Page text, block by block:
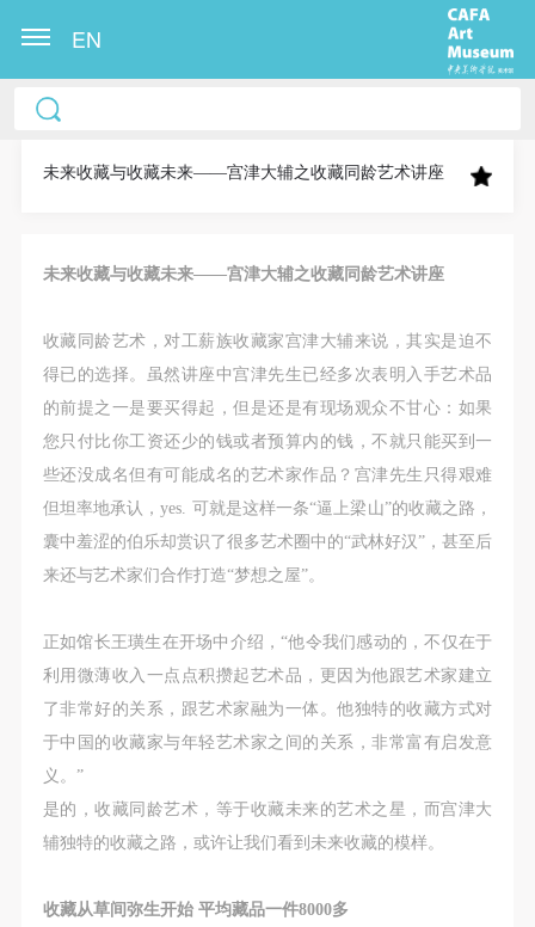
EN
未来收藏与收藏未来——宫津大辅之收藏同龄艺术讲座
未来收藏与收藏未来——宫津大辅之收藏同龄艺术讲座
收藏同龄艺术，对工薪族收藏家宫津大辅来说，其实是迫不
得已的选择。虽然讲座中宫津先生已经多次表明入手艺术品
的前提之一是要买得起，但是还是有现场观众不甘心：如果
您只付比你工资还少的钱或者预算内的钱，不就只能买到一
些还没成名但有可能成名的艺术家作品？宫津先生只得艰难
但坦率地承认，yes. 可就是这样一条“逼上梁山”的收藏之路，
囊中羞涩的伯乐却赏识了很多艺术圈中的“武林好汉”，甚至后
来还与艺术家们合作打造“梦想之屋”。
正如馆长王璜生在开场中介绍，“他令我们感动的，不仅在于
利用微薄收入一点点积攒起艺术品，更因为他跟艺术家建立
了非常好的关系，跟艺术家融为一体。他独特的收藏方式对
于中国的收藏家与年轻艺术家之间的关系，非常富有启发意
义。”
是的，收藏同龄艺术，等于收藏未来的艺术之星，而宫津大
辅独特的收藏之路，或许让我们看到未来收藏的模样。
收藏从草间弥生开始 平均藏品一件8000多
中央美术学院美术馆出版授权协议书
称“CAFAM”），愿意将本人参与中央美术学院美术馆
果（如参与工作坊创作的作品）提交中央美术学院用
它数字媒体形式公开出版，并同意编入《中国知识资
源总库》《中央美术学院资料库》《中央美术学院美
术馆资料库》等相关资料、文献、档案机构和平台，
在中央美术学院中使用和在互联网上传播，同意按相
关“章程”规定享受相关权益。
中央美术学院美术馆活动安全免责协议书
第一条
本次活动公平公正、自愿参加与退出、风险与责任自
识。
第二条
参加本次活动者必须遵守中华人民共和国的相关法
律、法规，必须遵循道德和社会公德规范，并应该具
备以人为本、团结友爱、互相帮助和助人为乐的良好
品质。
第三条
能力的人，18周岁以上）未成年人必须在成年人的陪
中央美术学院美术馆出版授权协议书
称“CAFAM”），愿意将本人参与中央美术学院美术馆
果（如参与工作坊创作的作品）提交中央美术学院用
它数字媒体形式公开出版，并同意编入《中国知识资
源总库》《中央美术学院资料库》《中央美术学院美
术馆资料库》等相关资料、文献、档案机构和平台，
在中央美术学院中使用和在互联网上传播，同意按相
关“章程”规定享受相关权益。
中央美术学院美术馆活动安全免责协议书
第一条
本次活动公平公正、自愿参加与退出、风险与责任自
识。
第二条
参加本次活动者必须遵守中华人民共和国的相关法
律、法规，必须遵循道德和社会公德规范，并应该具
备以人为本、团结友爱、互相帮助和助人为乐的良好
品质。
第三条
能力的人，18周岁以上）未成年人必须在成年人的陪
中央美术学院美术馆出版授权协议书
称“CAFAM”），愿意将本人参与中央美术学院美术馆
果（如参与工作坊创作的作品）提交中央美术学院用
它数字媒体形式公开出版，并同意编入《中国知识资
源总库》《中央美术学院资料库》《中央美术学院美
术馆资料库》等相关资料、文献、档案机构和平台，
在中央美术学院中使用和在互联网上传播，同意按相
关“章程”规定享受相关权益。
中央美术学院美术馆活动安全免责协议书
第一条
本次活动公平公正、自愿参加与退出、风险与责任自
识。
第二条
参加本次活动者必须遵守中华人民共和国的相关法
律、法规，必须遵循道德和社会公德规范，并应该具
备以人为本、团结友爱、互相帮助和助人为乐的良好
品质。
第三条
能力的人，18周岁以上）未成年人必须在成年人的陪